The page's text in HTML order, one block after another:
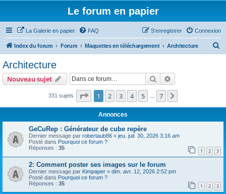
Le forum en papier
La Galerie en papier FAQ Connexion
S’enregistrer
Index du forum Forum Maquettes en téléchargement Architecture
r
Architecture
Nouveau sujet Rechercher
331 sujets Page 1sur7
1 2 3 4 5 7
Annonces
GeCuRep : Générateur de cube repère
Dernier message par robertaub86 « jeu. juil. 30, 2026 3:16 am
Posté dans Pourquoi ce forum ?
Réponses : 35 1 2 3
2: Comment poster ses images sur le forum
Dernier message par Kimpaper « dim. avr. 12, 2026 2:52 pm
Posté dans Pourquoi ce forum ?
Réponses : 35 1 2 3